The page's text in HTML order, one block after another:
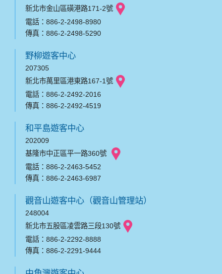
新北市金山區磺港路171-2號
電話：886-2-2498-8980
傳真：886-2-2498-5290
野柳遊客中心
207305
新北市萬里區港東路167-1號
電話：886-2-2492-2016
傳真：886-2-2492-4519
和平島遊客中心
202009
基隆市中正區平一路360號
電話：886-2-2463-5452
傳真：886-2-2463-6987
觀音山遊客中心（觀音山管理站）
248004
新北市五股區凌雲路三段130號
電話：886-2-2292-8888
傳真：886-2-2291-9444